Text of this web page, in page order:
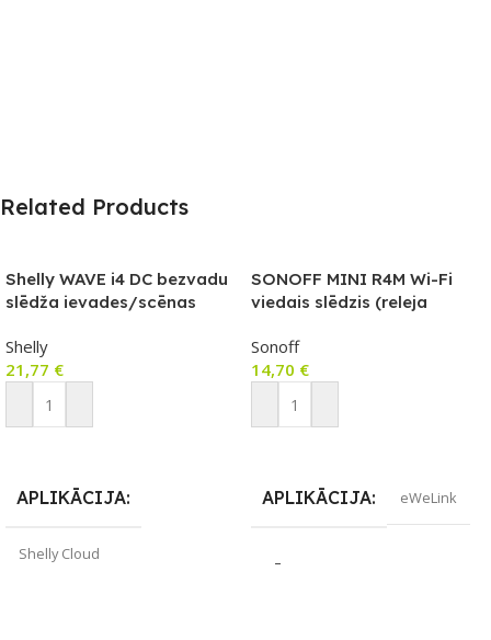
Related Products
Shelly WAVE i4 DC bezvadu
slēdža ievades/scēnas
Shelly
21,77 €
APLIKĀCIJA
Shelly Cloud
SONOFF MINI R4M Wi-Fi
viedais slēdzis (releja
versija
Sonoff
14,70 €
APLIKĀCIJA eWeLink